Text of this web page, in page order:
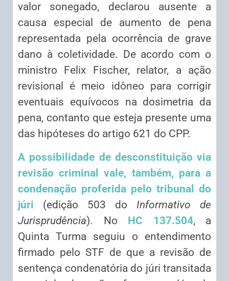
valor sonegado, declarou ausente a
causa especial de aumento de pena
representada pela ocorrência de grave
dano à coletividade. De acordo com o
ministro Felix Fischer, relator, a ação
revisional é meio idôneo para corrigir
eventuais equívocos na dosimetria da
pena, contanto que esteja presente uma
das hipóteses do artigo 621 do CPP.
A possibilidade de desconstituição via
revisão criminal vale, também, para a
condenação proferida pelo tribunal do
júri
(edição 503 do Informativo de
Jurisprudência). No HC 137.504, a
Quinta Turma seguiu o entendimento
firmado pelo STF de que a revisão de
sentença condenatória do júri transitada